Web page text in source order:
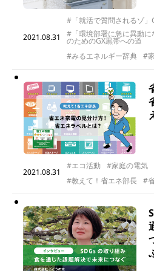
2021.08.31
#「就活で質問されるゾ」
#「環境部署に急に異動に
のためのGX黒帯への道
#みるエネルギー辞典
#
2021.08.31
#エコ活動
#家庭の電気
#教えて！省エネ部長
#